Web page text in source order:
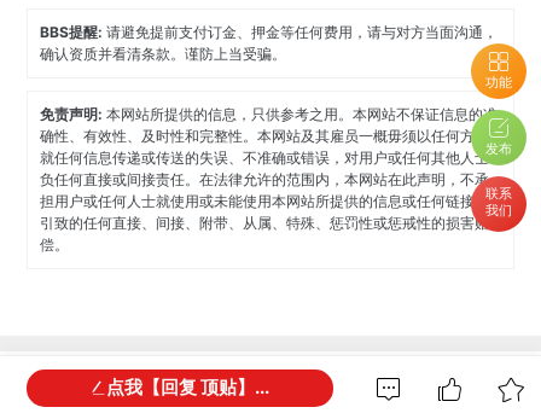
功能
发布
联系
我们
BBS提醒:请避免提前支付订金、押金等任何费用，请与对方当面沟通，
确认资质并看清条款。谨防上当受骗。
免责声明:本网站所提供的信息，只供参考之用。本网站不保证信息的准
确性、有效性、及时性和完整性。本网站及其雇员一概毋须以任何方式
就任何信息传递或传送的失误、不准确或错误，对用户或任何其他人士
负任何直接或间接责任。在法律允许的范围内，本网站在此声明，不承
担用户或任何人士就使用或未能使用本网站所提供的信息或任何链接所
引致的任何直接、间接、附带、从属、特殊、惩罚性或惩戒性的损害赔
偿。
全部回复 0 点我【回复 顶贴】...